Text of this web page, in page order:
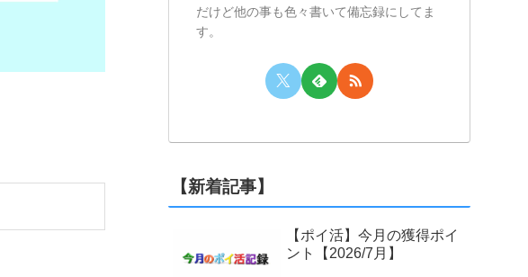
だけど他の事も色々書いて備忘録にしてま
す。
【新着記事】
【ポイ活】今月の獲得ポイ
ント【2026/7月】